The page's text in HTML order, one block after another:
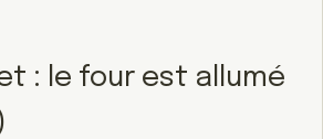
: le four est allumé